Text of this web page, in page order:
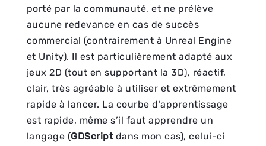
porté par la communauté, et ne prélève
aucune redevance en cas de succès
commercial (contrairement à Unreal Engine
et Unity). Il est particulièrement adapté aux
jeux 2D (tout en supportant la 3D), réactif,
clair, très agréable à utiliser et extrêmement
rapide à lancer. La courbe d’apprentissage
est rapide, même s’il faut apprendre un
langage (GDScriptdans mon cas), celui-ci